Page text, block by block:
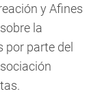
y Afines
la
por parte del